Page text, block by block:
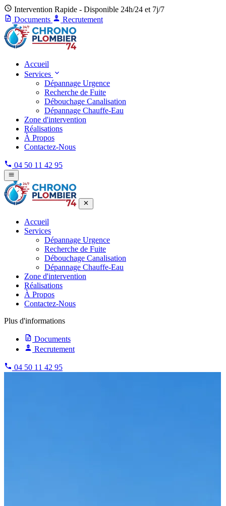
Intervention Rapide - Disponible 24h/24 et 7j/7
Documents
Recrutement
Accueil
Services
Dépannage Urgence
Recherche de Fuite
Débouchage Canalisation
Dépannage Chauffe-Eau
Zone d'intervention
Réalisations
À Propos
Contactez-Nous
04 50 11 42 95
Accueil
Services
Dépannage Urgence
Recherche de Fuite
Débouchage Canalisation
Dépannage Chauffe-Eau
Zone d'intervention
Réalisations
À Propos
Contactez-Nous
Plus d'informations
Documents
Recrutement
04 50 11 42 95